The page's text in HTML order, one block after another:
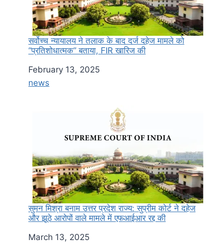
सर्वोच्च न्यायालय ने तलाक के बाद दर्ज दहेज मामले को
“प्रतिशोधात्मक” बताया, FIR खारिज की
Date
February 13, 2025
In relation to
news
सुमन मिश्रा बनाम उत्तर प्रदेश राज्य: सुप्रीम कोर्ट ने दहेज
और झूठे आरोपों वाले मामले में एफआईआर रद्द की
Date
March 13, 2025